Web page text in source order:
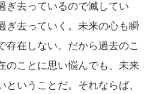
ぎ去っているので滅してい
ぎ去っていく。未来の心も瞬
存在しない。だから過去のこ
のことに思い悩んでも、未来
ということだ。それならば、